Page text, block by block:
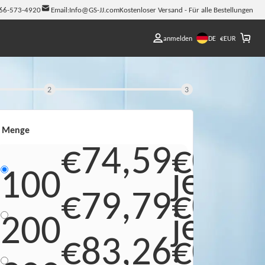
573-4920 Email:Info@GS-JJ.comKostenloser Versand - Für alle Bestellungen
anmelden DE €EUR
2 3
Menge
100€74,59€0,75
jede
200€79,79€0,40
jede
€83,26€0,28